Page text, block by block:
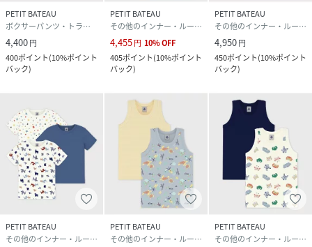
PETIT BATEAU
ボクサーパンツ・トランクス
4,400円
400ポイント(10%ポイント
バック)
PETIT BATEAU
その他のインナー・ルームウェア
4,455円 10%OFF
405ポイント(10%ポイント
バック)
PETIT BATEAU
その他のインナー・ルームウェア
4,950円
450ポイント(10%ポイント
バック)
PETIT BATEAU
その他のインナー・ルームウェア
PETIT BATEAU
その他のインナー・ルームウェア
PETIT BATEAU
その他のインナー・ルームウェア